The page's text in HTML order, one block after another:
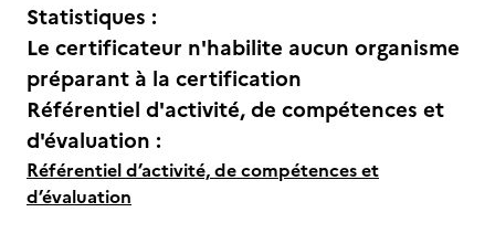
Statistiques :
Le certificateur n'habilite aucun organisme
préparant à la certification
Référentiel d'activité, de compétences et
d'évaluation :
Référentiel d’activité, de compétences et
d’évaluation